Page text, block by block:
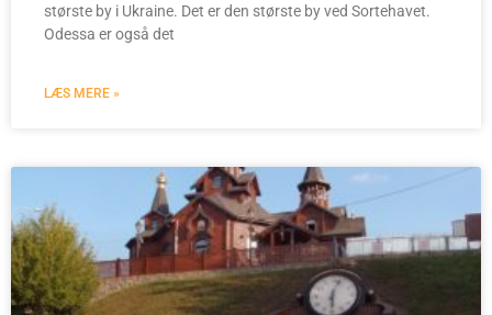
største by i Ukraine. Det er den største by ved Sortehavet.
Odessa er også det
LÆS MERE »